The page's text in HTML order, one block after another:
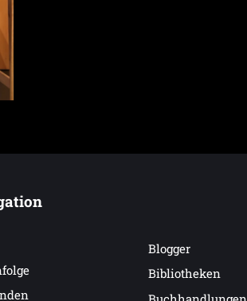
Blogger
Bibliotheken